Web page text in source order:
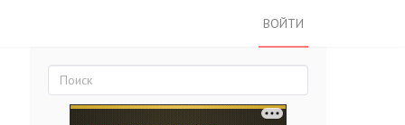
ВОЙТИ